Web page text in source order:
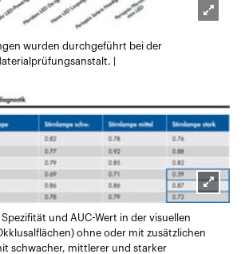
wurden durchgeführt bei der
|
Spezifität und AUC-Wert in der visuellen
ohne oder mit zusätzlichen
schwacher, mittlerer und starker